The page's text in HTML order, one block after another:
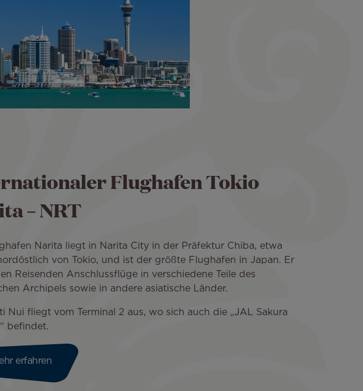
Flughafen Tokio
– NRT
Narita liegt in Narita City in der Präfektur Chiba, etwa
von Tokio, und ist der größte Flughafen in Japan. Er
Reisenden Anschlussflüge in verschiedene Teile des
Archipels sowie in andere asiatische Länder.
Nui fliegt vom Terminal 2 aus, wo sich auch die „JAL Sakura
befindet.
erfahren